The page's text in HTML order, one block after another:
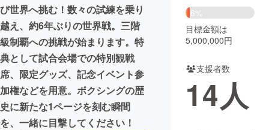
CAMPFIRE for Social Good
CAMPFIRE Creation
CAMPFIREふるさと納税machi-ya コミュニティ
び世界へ挑む！数々の試練を乗り
越え、約6年ぶりの世界戦。三階
級制覇への挑戦が始まります。特
典として試合会場での特別観戦
席、限定グッズ、記念イベント参
加権などを用意。ボクシングの歴
史に新たな1ページを刻む瞬間
を、一緒に目撃してください！
6%
目標金額は
5,000,000円
支援者数
14人